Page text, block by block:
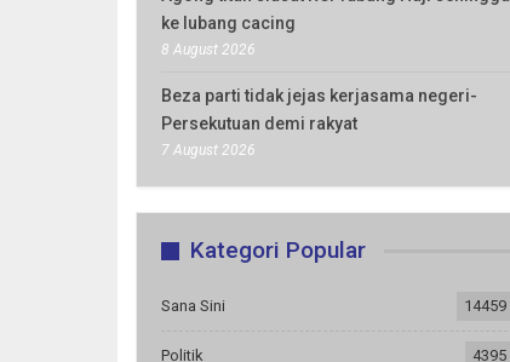
ke lubang cacing
8 August 2026
Beza parti tidak jejas kerjasama negeri-
Persekutuan demi rakyat
7 August 2026
Kategori Popular
Sana Sini 14459
Politik 4395